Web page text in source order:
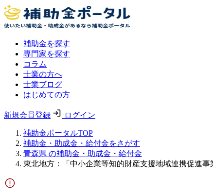
補助金を探す
専門家を探す
コラム
士業の方へ
士業ブログ
はじめての方
新規会員登録 ログイン
補助金ポータルTOP
補助金・助成金・給付金をさがす
青森県 の補助金・助成金・給付金
東北地方：「中小企業等知的財産支援地域連携促進